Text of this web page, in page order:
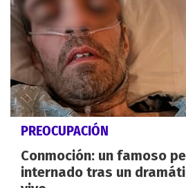
PREOCUPACIÓN
Conmoción: un famoso
internado tras un